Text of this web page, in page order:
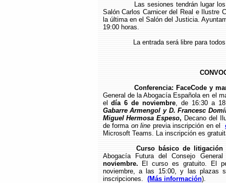
Las sesiones tendrán lugar
Salón Carlos Carnicer del Real e Ilustre
la última en el Salón del Justicia.
19:00 horas.
La entrada será libre para
Conferencia: FaceCode y
General de la Abogacía Española en el
eldía 6 de noviembre, de 16:30 a
Gabarre Armengol y D. Francesc
Miguel Hermosa Espeso, Decano del
de forma on line previa inscripción en el
Microsoft Teams. La inscripción es
Curso básico de
Abogacía Futura del Consejo
noviembre.
El curso es gratuito. El
noviembre, a las 15:00, y las plazas
inscripciones. (Más información).